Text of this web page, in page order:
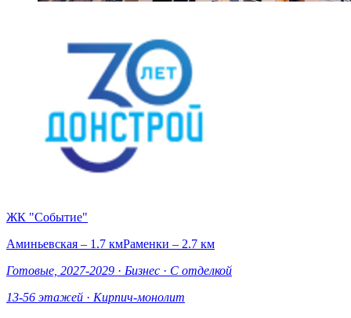
ЖК "Событие"
Аминьевская – 1.7 кмРаменки – 2.7 км
Готовые, 2027-2029 · Бизнес · С отделкой
13-56 этажей · Кирпич-монолит